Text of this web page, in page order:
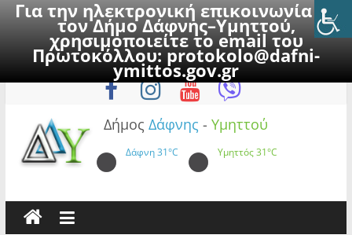
Για την ηλεκτρονική επικοινωνία με
τον Δήμο Δάφνης–Υμηττού,
χρησιμοποιείτε το email του
Πρωτοκόλλου:protokolo@dafni-
ymittos.gov.gr
to
Σάββατο, 8 Αυγούστου 2026
Δήμος Δάφνης - Υμηττού
Δάφνη31°C Υμηττός31°C